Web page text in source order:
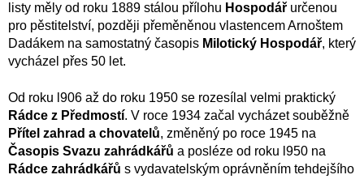
listy měly od roku 1889 stálou přílohu Hospodář určenou
pro pěstitelství, později přeměněnou vlastencem Arnoštem
Dadákem na samostatný časopis Milotický Hospodář, který
vycházel přes 50 let.
Od roku l906 až do roku 1950 se rozesílal velmi praktický
Rádce z Předmostí. V roce 1934 začal vycházet souběžně
Přítel zahrad a chovatelů, změněný po roce 1945 na
Časopis Svazu zahrádkářů a posléze od roku l950 na
Rádce zahrádkářů s vydavatelským oprávněním tehdejšího